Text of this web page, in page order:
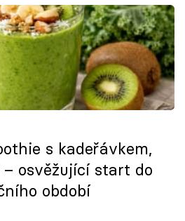
s kadeřávkem,
osvěžující start do
období